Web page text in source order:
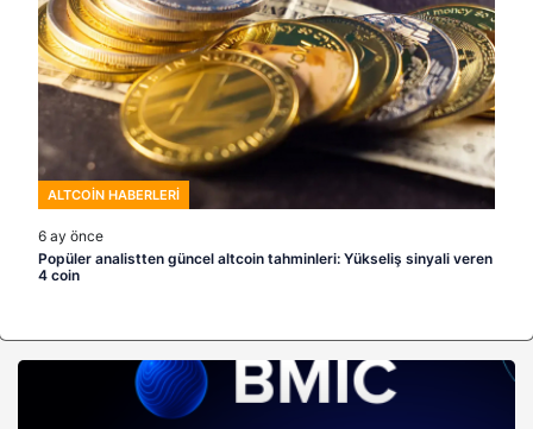
ALTCOIN HABERLERI
6 ay önce
Popüler analistten güncel altcoin tahminleri: Yükseliş sinyali veren
4 coin